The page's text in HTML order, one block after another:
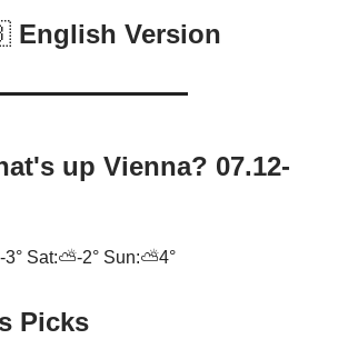
English Version
up Vienna? 07.12-
Sat:⛅-2° Sun:⛅4°
Picks